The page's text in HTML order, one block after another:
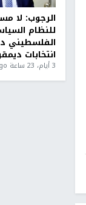
الرجوب: لا
للنظام
الفلسطيني
انتخابات
3 أيام، 23 ساعة ago